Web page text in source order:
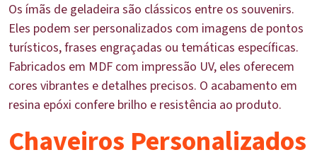
Os ímãs de geladeira são clássicos entre os souvenirs.
Eles podem ser personalizados com imagens de pontos
turísticos, frases engraçadas ou temáticas específicas.
Fabricados em MDF com impressão UV, eles oferecem
cores vibrantes e detalhes precisos. O acabamento em
resina epóxi confere brilho e resistência ao produto.
Chaveiros Personalizados